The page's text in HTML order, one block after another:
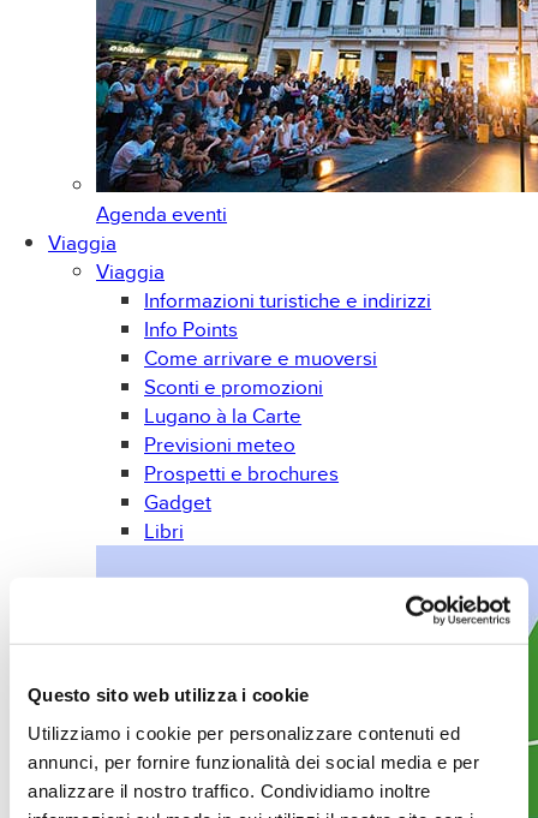
Questo sito web utilizza i cookie
Utilizziamo i cookie per personalizzare contenuti ed
annunci, per fornire funzionalità dei social media e per
analizzare il nostro traffico. Condividiamo inoltre
Agenda eventi
Viaggia
Viaggia
Informazioni turistiche e indirizzi
Info Points
Come arrivare e muoversi
Sconti e promozioni
Lugano à la Carte
Previsioni meteo
Prospetti e brochures
Gadget
Libri